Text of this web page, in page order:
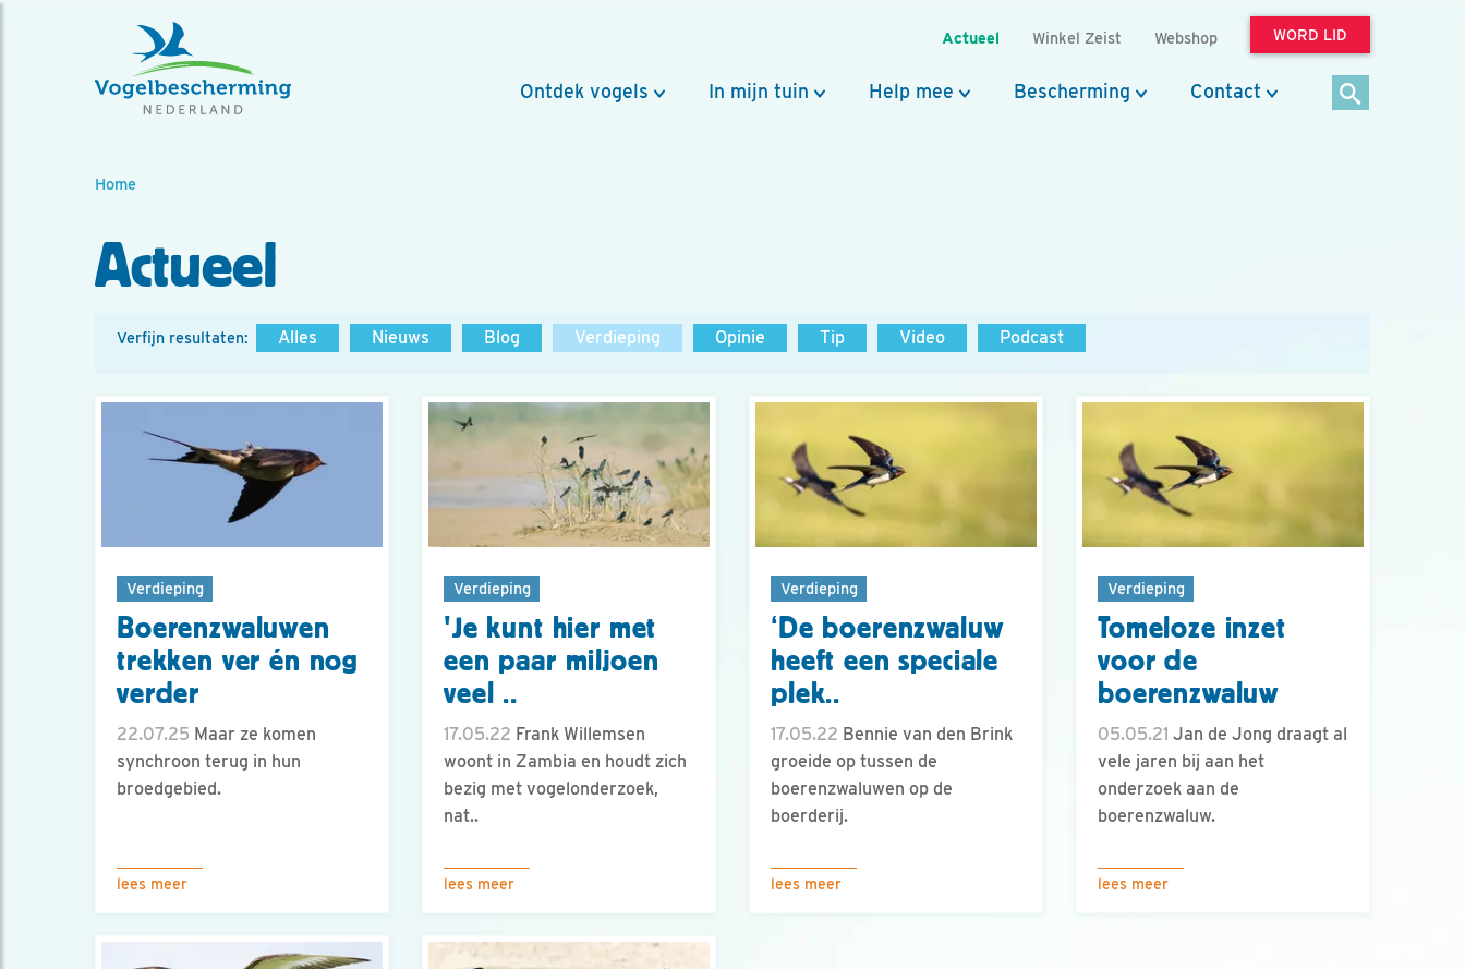
Actueel Winkel Zeist Webshop WORD LID
Ontdek vogels In mijn tuin Help mee Bescherming Contact
Home
Actueel
Verfijn resultaten: Alles Nieuws Blog Verdieping Opinie Tip Video Podcast
Verdieping
Boerenzwaluwen
trekken ver én nog
verder
22.07.25 Maar ze komen
synchroon terug in hun
broedgebied.
lees meer
Verdieping
'Je kunt hier met
een paar miljoen
veel ..
17.05.22 Frank Willemsen
woont in Zambia en houdt zich
bezig met vogelonderzoek,
nat..
lees meer
Verdieping
‘De boerenzwaluw
heeft een speciale
plek..
17.05.22 Bennie van den Brink
groeide op tussen de
boerenzwaluwen op de
boerderij.
lees meer
Verdieping
Tomeloze inzet
voor de
boerenzwaluw
05.05.21 Jan de Jong draagt al
vele jaren bij aan het
onderzoek aan de
boerenzwaluw.
lees meer